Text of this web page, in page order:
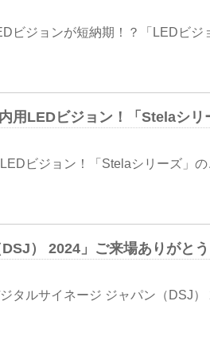
ビジョンが短納期！？「LEDビ
用LEDビジョン！「Stelaシリ
ビジョン！「Stelaシリーズ
） 2024」ご来場ありがとう
タルサイネージ ジャパン（DSJ